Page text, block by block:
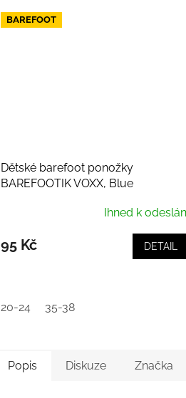
BAREFOOT
Dětské barefoot ponožky
BAREFOOTIK VOXX, Blue
Ihned k
95 Kč DETAIL
20-24 35-38
Popis Diskuze Značka